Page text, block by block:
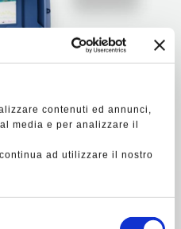
contenuti ed annunci,
media e per analizzare il
ad utilizzare il nostro